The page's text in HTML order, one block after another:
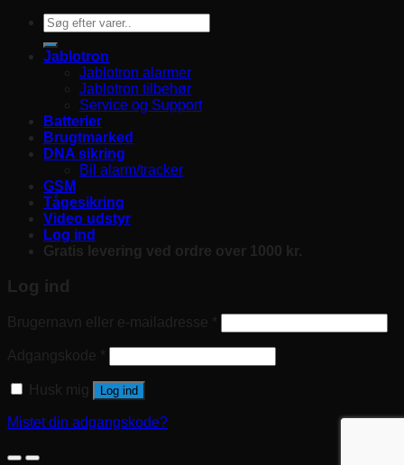
Søg
efter:
Jablotron
Jablotron alarmer
Jablotron tilbehør
Service og Support
Batterier
Brugtmarked
DNA sikring
Bil alarm/tracker
GSM
Tågesikring
Video udstyr
Log ind
Gratis levering ved ordre over 1000 kr.
Log ind
Brugernavn eller e-mailadresse
Adgangskode
Husk mig Log ind
Mistet din adgangskode?